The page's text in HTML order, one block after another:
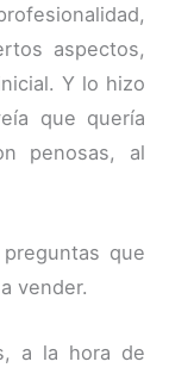
aspectos,
Y lo hizo
que quería
penosas, al
que
vender.
a la hora de